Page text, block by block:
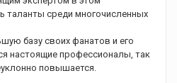
таланты среди многочисленных
базу своих фанатов и его
настоящие профессионалы, так
повышается.